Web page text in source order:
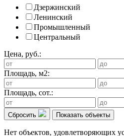
Дзержинский
Ленинский
Промышленный
Центральный
Цена, руб.:
Площадь, м2:
Площадь, сот.:
Сбросить Показать объекты
Нет объектов, удовлетворяющих